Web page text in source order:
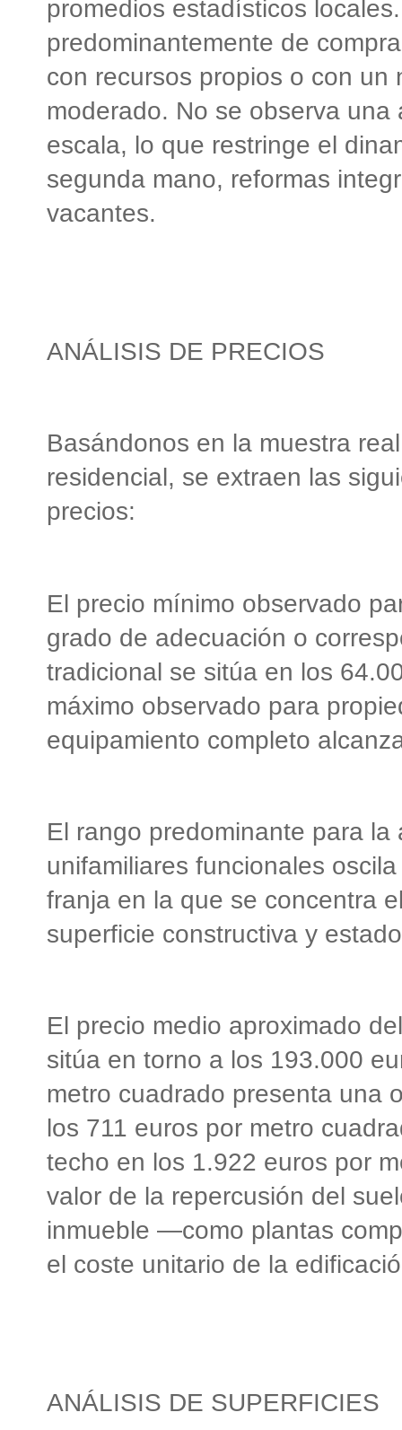
promedios estadísticos
predominantemente de
con recursos propios o con
moderado. No se observa
escala, lo que restringe el
segunda mano, reformas
vacantes.
ANÁLISIS DE PRECIOS
Basándonos en la muestra
residencial, se extraen las
precios:
El precio mínimo observado
grado de adecuación o
tradicional se sitúa en los
máximo observado para
equipamiento completo
El rango predominante para
unifamiliares funcionales
franja en la que se concentra
superficie constructiva y
El precio medio aproximado
sitúa en torno a los 193.000
metro cuadrado presenta una
los 711 euros por metro
techo en los 1.922 euros por
valor de la repercusión del
inmueble —como plantas
el coste unitario de la
ANÁLISIS DE SUPERFICIES